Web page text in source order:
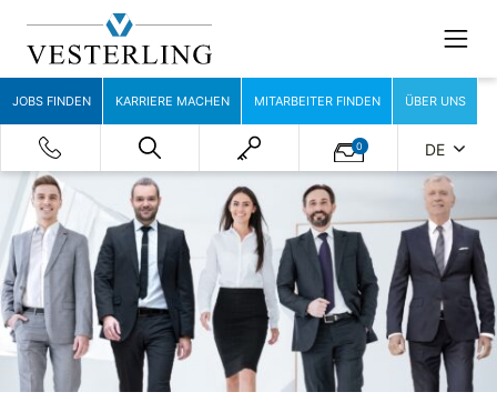
JOBS FINDEN KARRIERE MACHEN MITARBEITER FINDEN ÜBER UNS
0 DE